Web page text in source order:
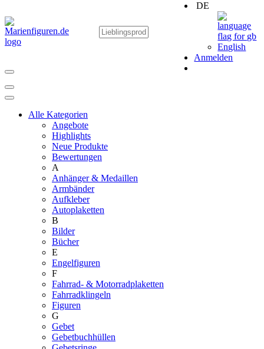
DE
English
Anmelden
Alle Kategorien
Angebote
Highlights
Neue Produkte
Bewertungen
A
Anhänger & Medaillen
Armbänder
Aufkleber
Autoplaketten
B
Bilder
Bücher
E
Engelfiguren
F
Fahrrad- & Motorradplaketten
Fahrradklingeln
Figuren
G
Gebet
Gebetbuchhüllen